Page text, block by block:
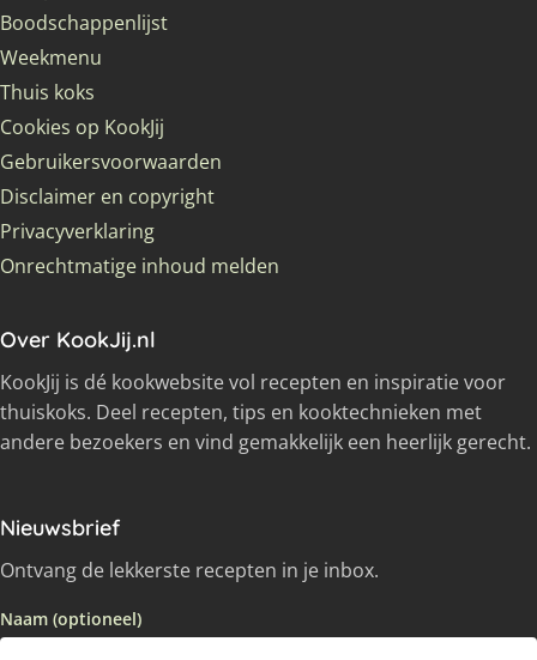
Boodschappenlijst
Weekmenu
Thuis koks
Cookies op KookJij
Gebruikersvoorwaarden
Disclaimer en copyright
Privacyverklaring
Onrechtmatige inhoud melden
Over KookJij.nl
KookJij is dé kookwebsite vol recepten en inspiratie voor
thuiskoks. Deel recepten, tips en kooktechnieken met
andere bezoekers en vind gemakkelijk een heerlijk gerecht.
Nieuwsbrief
Ontvang de lekkerste recepten in je inbox.
Naam (optioneel)